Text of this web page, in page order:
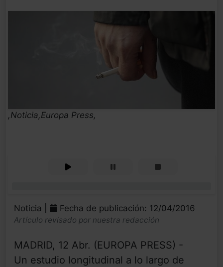
,Noticia,Europa Press,
Noticia | Fecha de publicación: 12/04/2016
Artículo revisado por nuestra redacción
MADRID, 12 Abr. (EUROPA PRESS) -
Un estudio longitudinal a lo largo de